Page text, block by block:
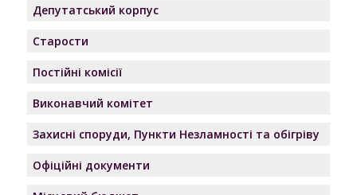
Депутатський корпус
Старости
Постійні комісії
Виконавчий комітет
Захисні споруди, Пункти Незламності та обігріву
Офіційні документи